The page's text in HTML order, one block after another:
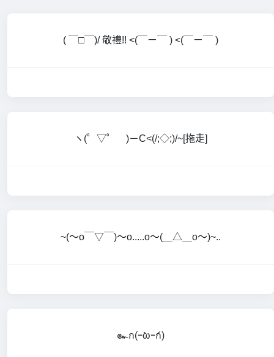
( ￣□￣)/ 敬禮!! <(￣ㄧ￣ ) <(￣ㄧ￣ )
ヽ(゜▽゜ )－C<(/;◇;)/~[拖走]
~(～o￣▽￣)～o.....o～(＿△＿o～)~..
๛ก(ｰ̀ωｰ́ก)